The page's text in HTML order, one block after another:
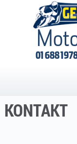
01 688
KONTAKT